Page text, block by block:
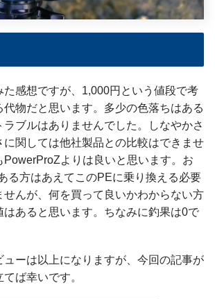
た感想ですが、1,000円という値段で考
代物だと思います。多少の色落ちはある
ラブルはありませんでした。しなやかさ
に関しては他社製品との比較はできませ
PowerProZよりは良いと思います。お
る方はあえてこのPEに乗り換える必要
せんが、何を買って良いかわからない方
はあると思います。ちなみに釣果は0で
ューは以上になりますが、今回の記事が
ば幸いです。